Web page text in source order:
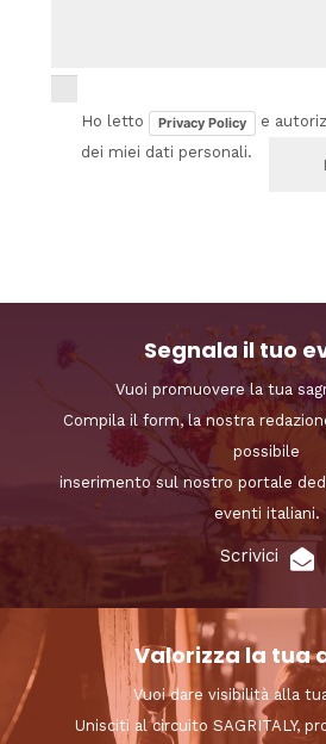
Ho letto Privacy Policy
e
dei miei dati personali.
Segnala il tuo
Vuoi promuovere la tua
Compila il form, la nostra
possibile
inserimento sul nostro portale
eventi italiani.
Scrivici
Valorizza la tua
Vuoi dare visibilità alla
Unisciti al circuito SAGRITALY,